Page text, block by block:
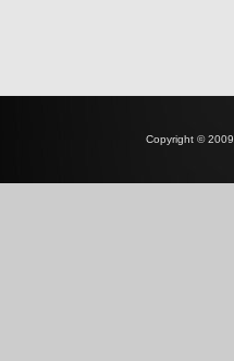
Copyright © 2009